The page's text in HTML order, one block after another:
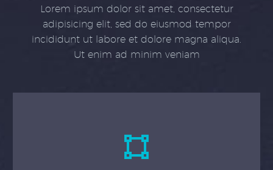
Lorem ipsum dolor sit amet, consectetur
adipisicing elit, sed do eiusmod tempor
incididunt ut labore et dolore magna aliqua.
Ut enim ad minim veniam